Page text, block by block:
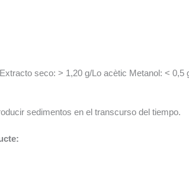
seco: > 1,20 g/Lo acètic Metanol: <
sedimentos en el transcurso del tiempo.